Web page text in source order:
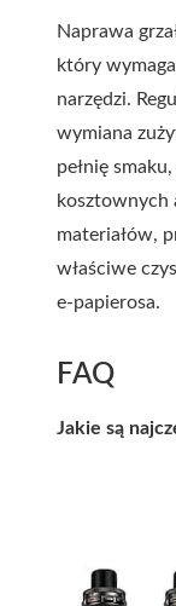
Naprawa
który
narzędzi.
wymiana
pełnię
kosztownych
materiałów,
właściwe
e-papierosa.
FAQ
Jakie są